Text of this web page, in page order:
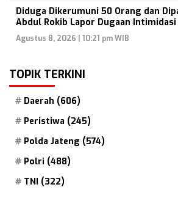
Diduga Dikerumuni 50 Orang dan
Abdul Rokib Lapor Dugaan Intimidasi
Agustus 8, 2026 | 10:21 pm WIB
TOPIK TERKINI
Daerah (606)
Peristiwa (245)
Polda Jateng (574)
Polri (488)
TNI (322)